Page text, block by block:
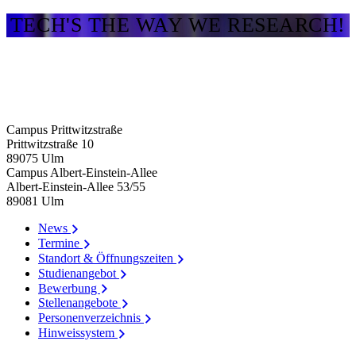
TECH'S THE WAY WE RESEARCH!
Campus Prittwitzstraße
Prittwitzstraße 10
89075 Ulm
Campus Albert-Einstein-Allee
Albert-Einstein-Allee 53/​55
89081 Ulm
News
Termine
Standort & Öffnungszeiten
Studienangebot
Bewerbung
Stellenangebote
Personenverzeichnis
Hinweissystem